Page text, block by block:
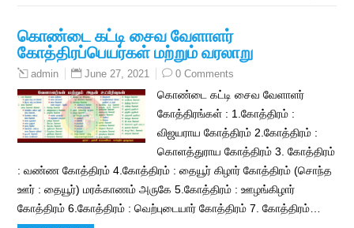
கொண்டை கட்டி சைவ வேளாளர்
கோத்திரப்பெயர்கள் மற்றும் வரலாறு
admin June 27, 2021 0 Comments
கொண்டை கட்டி சைவ வேளாளர்
கோத்திரங்கள் : 1.கோத்திரம் :
விஜயராய கோத்திரம் 2.கோத்திரம் :
கொளத்துராய கோத்திரம் 3. கோத்திரம்
: வண்ண கோத்திரம் 4.கோத்திரம் : தையூர் கிழார் கோத்திரம் (சொந்த
ஊர் : தையூர்) மரக்காணம் அருகே 5.கோத்திரம் : ஊழங்கிழார்
கோத்திரம் 6.கோத்திரம் : வெற்புடையார் கோத்திரம் 7. கோத்திரம்…